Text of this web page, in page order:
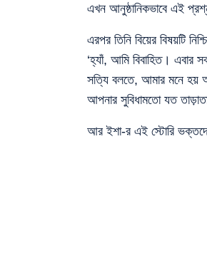
এখন আনুষ্ঠানিকভাবে এই
এরপর তিনি বিয়ের বিষয়টি
‘হ্যাঁ, আমি বিবাহিত। এবার
সত্যি বলতে, আমার মনে হয়
আপনার সুবিধামতো যত
আর ইশা-র এই স্টোরি